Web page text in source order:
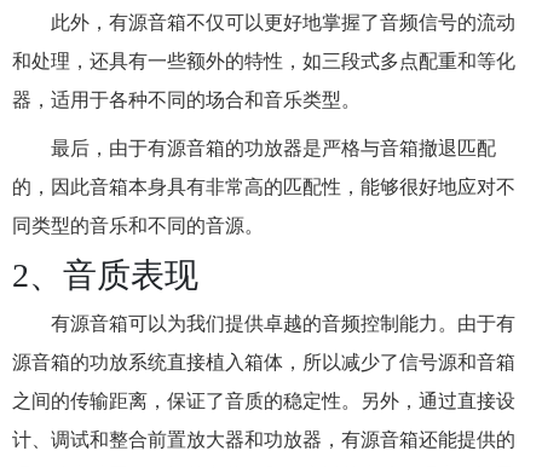
此外，有源音箱不仅可以更好地掌握了音频信号的流动
和处理，还具有一些额外的特性，如三段式多点配重和等化
器，适用于各种不同的场合和音乐类型。
最后，由于有源音箱的功放器是严格与音箱撤退匹配
的，因此音箱本身具有非常高的匹配性，能够很好地应对不
同类型的音乐和不同的音源。
2、音质表现
有源音箱可以为我们提供卓越的音频控制能力。由于有
源音箱的功放系统直接植入箱体，所以减少了信号源和音箱
之间的传输距离，保证了音质的稳定性。另外，通过直接设
计、调试和整合前置放大器和功放器，有源音箱还能提供的